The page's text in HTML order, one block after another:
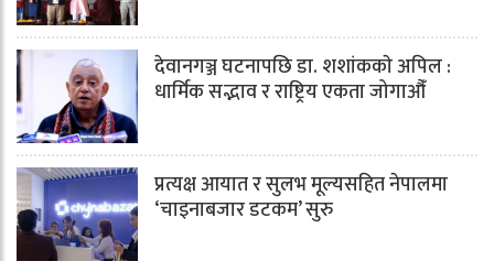
देवानगञ्ज घटनापछि डा. शशांककाे अपिल :
धार्मिक सद्भाव र राष्ट्रिय एकता जोगाऔँ
प्रत्यक्ष आयात र सुलभ मूल्यसहित नेपालमा
‘चाइनाबजार डटकम’ सुरु